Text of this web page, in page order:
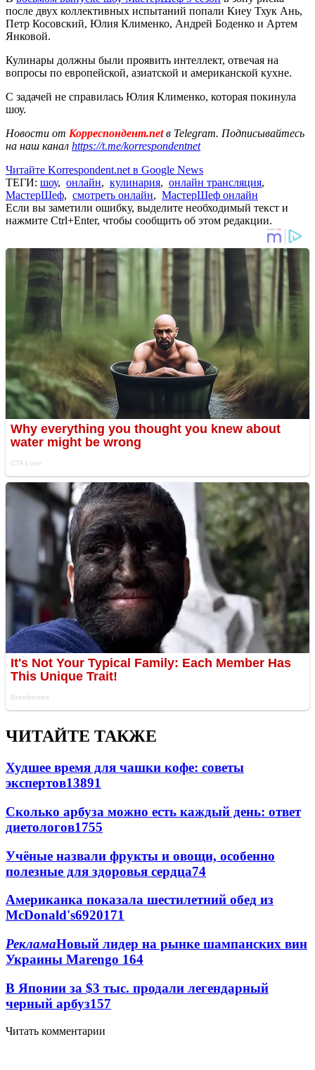
после двух коллективных испытаний попали Киеу Тхук Ань,
Петр Косовский, Юлия Клименко, Андрей Боденко и Артем
Янковой.
Кулинары должны были проявить интеллект, отвечая на
вопросы по европейской, азиатской и американской кухне.
С задачей не справилась Юлия Клименко, которая покинула
шоу.
Новости от Корреспондент.netв Telegram. Подписывайтесь
на наш канал https://t.me/korrespondentnet
Читайте Korrespondent.net в Google News
ТЕГИ: шоу, онлайн, кулинария, онлайн трансляция,
МастерШеф, смотреть онлайн, МастерШеф онлайн
Если вы заметили ошибку, выделите необходимый текст и
нажмите Ctrl+Enter, чтобы сообщить об этом редакции.
ЧИТАЙТЕ ТАКЖЕ
Худшее время для чашки кофе: советы
экспертов13891
Сколько арбуза можно есть каждый день: ответ
диетологов1755
Учёные назвали фрукты и овощи, особенно
полезные для здоровья сердца74
Американка показала шестилетний обед из
McDonald's6920171
РекламаНовый лидер на рынке шампанских вин
Украины Marengo 164
В Японии за $3 тыс. продали легендарный
черный арбуз157
Читать комментарии